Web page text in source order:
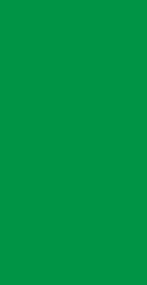
देउवालाई
नेकपाका
र ती
प्रवक्ता
सार्वजनिक
पनि